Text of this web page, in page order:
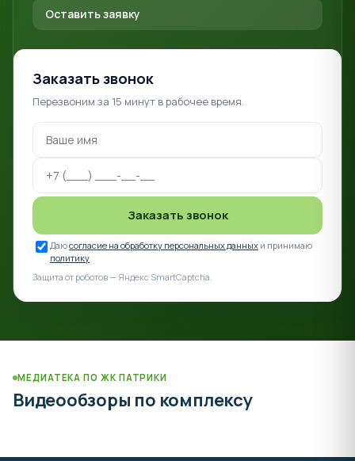
Оставить заявку
Заказать звонок
Перезвоним за 15 минут в рабочее время.
Заказать звонок
Даюсогласие на обработку персональных данных и принимаю
политику
Защита от роботов — Яндекс SmartCaptcha.
МЕДИАТЕКА ПО ЖК ПАТРИКИ
Видеообзоры по комплексу